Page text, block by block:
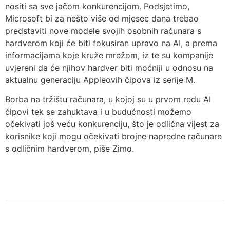
nositi sa sve jačom konkurencijom. Podsjetimo,
Microsoft bi za nešto više od mjesec dana trebao
predstaviti nove modele svojih osobnih računara s
hardverom koji će biti fokusiran upravo na AI, a prema
informacijama koje kruže mrežom, iz te su kompanije
uvjereni da će njihov hardver biti moćniji u odnosu na
aktualnu generaciju Appleovih čipova iz serije M.
Borba na tržištu računara, u kojoj su u prvom redu AI
čipovi tek se zahuktava i u budućnosti možemo
očekivati još veću konkurenciju, što je odlična vijest za
korisnike koji mogu očekivati brojne napredne računare
s odličnim hardverom, piše Zimo.